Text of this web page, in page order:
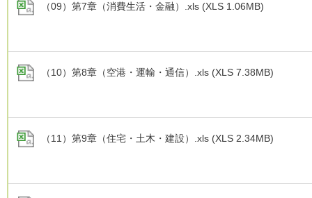
（09）第7章（消費生活・金融）.xls (XLS 1.06MB)
（10）第8章（空港・運輸・通信）.xls (XLS 7.38MB)
（11）第9章（住宅・土木・建設）.xls (XLS 2.34MB)